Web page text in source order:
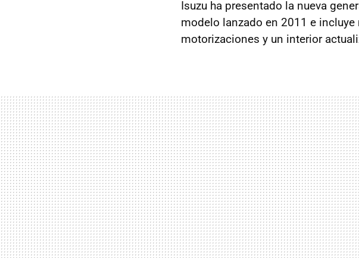
Isuzu ha presentado la nueva
modelo lanzado en 2011 e
motorizaciones y un interior